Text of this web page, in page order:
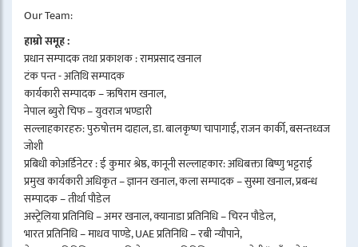
Our Team:
हाम्रो समूह :
प्रधान सम्पादक तथा प्रकाशक : रामप्रसाद खनाल
टंक पन्त - अतिथि सम्पादक
कार्यकारी सम्पादक – ऋषिराम खनाल,
नेपाल ब्युरो चिफ – युवराज भण्डारी
सल्लाहकारहरु: पुरुषोत्तम दाहाल, डा. बालकृष्ण चापागाईं, राजन कार्की, बसन्तध्वज
जोशी
प्रबिधी कोअर्डिनेटर : ई कुमार श्रेष्ठ, कानूनी सल्लाहकार: अधिबक्ता बिष्णु भट्टराई
प्रमुख कार्यकारी अधिकृत – ज्ञानन खनाल, कला सम्पादक – सुस्मा खनाल, प्रबन्ध
सम्पादक – तीर्था पौडेल
अस्ट्रेलिया प्रतिनिधि – अमर खनाल, क्यानाडा प्रतिनिधि – चिरन पौडेल,
भारत प्रतिनिधि – माधव पाण्डे, UAE प्रतिनिधि – रबी न्यौपाने,